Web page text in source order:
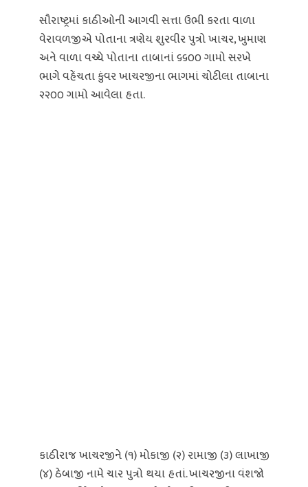
સૌરાષ્ટ્રમાં કાઠીઓની આગવી સત્તા ઉભી કરતા વાળા
વેરાવળજીએ પોતાના ત્રણેય શુરવીર પુત્રો ખાચર, ખુમાણ
અને વાળા વચ્ચે પોતાના તાબાનાં ૬૬૦૦ ગામો સરખે
ભાગે વહેંચતા કુંવર ખાચરજીના ભાગમાં ચોટીલા તાબાના
૨૨૦૦ ગામો આવેલા હતા.
કાઠીરાજ ખાચરજીને (૧) મોકાજી (૨) રામાજી (૩) લાખાજી
(૪) ઠેબાજી નામે ચાર પુત્રો થયા હતાં. ખાચરજીના વંશજો